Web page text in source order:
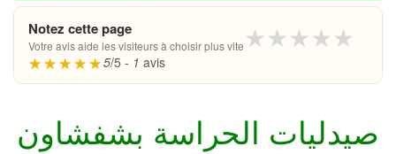
Notez cette page
Votre avis aide les visiteurs à choisir plus vite ★
★
★
★
★
5/5 - 1 avis
صيدليات الحراسة بشفشاون